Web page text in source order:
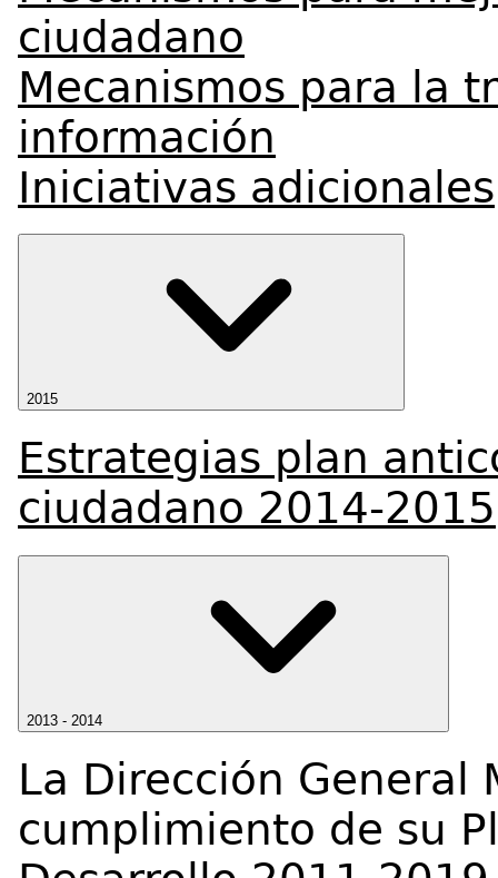
ciudadano
Mecanismos para la
información
Iniciativas adicionales
2015
Estrategias plan
ciudadano 2014-2015
2013 - 2014
La Dirección
cumplimiento de su